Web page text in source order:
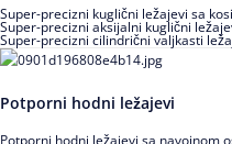
Super-precizni kuglični ležajevi sa
Super-precizni aksijalni kuglični
Super-precizni cilindrični valjkasti
Potporni hodni ležajevi